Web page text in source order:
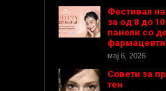
Фестивал
за од 8 до
панели со
фармацевти
мај 6, 2026
Совети за
тен